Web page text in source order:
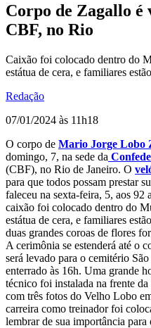
Corpo de Zagallo é
CBF, no Rio
Caixão foi colocado dentro do
estátua de cera, e familiares
Redação
07/01/2024 às 11h18
O corpo de Mario Jorge Lobo
domingo, 7, na sede da
(CBF), no Rio de Janeiro. O
para que todos possam prestar
faleceu na sexta-feira, 5, aos 92
caixão foi colocado dentro do
estátua de cera, e familiares
duas grandes coroas de flores
A cerimônia se estenderá até o
será levado para o cemitério
enterrado às 16h. Uma grande
técnico foi instalada na frente
com três fotos do Velho Lobo
carreira como treinador foi
lembrar de sua importância